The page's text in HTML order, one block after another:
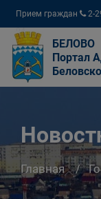
Прием граждан
2-
04
БЕЛОВО
Портал
Главная